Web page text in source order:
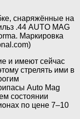
снаряжённые на
.44 AUTO MAG
Маркировка
и имеют сейчас
стрелять ими в
Auto Mag
состоянии
по цене 7–10